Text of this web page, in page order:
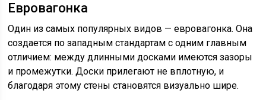
Евровагонка
Один из самых популярных видов — евровагонка. Она
создается по западным стандартам с одним главным
отличием: между длинными досками имеются зазоры
и промежутки. Доски прилегают не вплотную, и
благодаря этому стены становятся визуально шире.